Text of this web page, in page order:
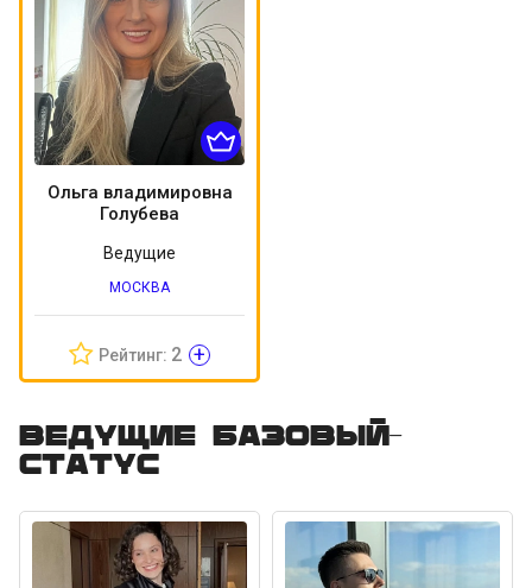
Ольга владимировна
Голубева
Ведущие
МОСКВА
Рейтинг: 2 +
Ведущие Базовый-
статус